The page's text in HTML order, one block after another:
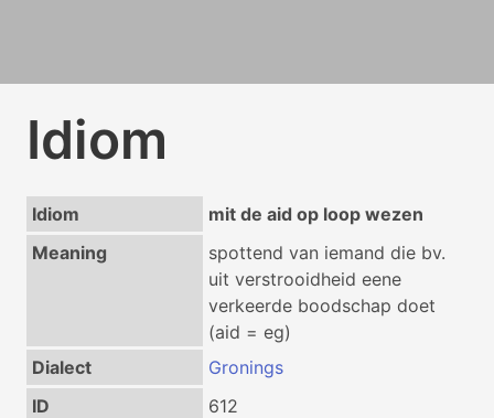
Idiom
Idiom
mit de aid op loop wezen
Meaning
spottend van iemand die bv.
uit verstrooidheid eene
verkeerde boodschap doet
(aid = eg)
Dialect
Gronings
ID
612